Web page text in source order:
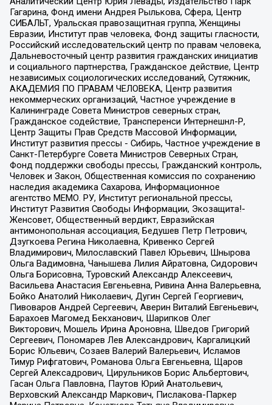
Гагарина, Фонд имени Андрея Рылькова, Сфера, Центр
СИБАЛЬТ, Уральская правозащитная группа, Женщины
Евразии, Институт прав человека, Фонд защиты гласности,
Российский исследовательский центр по правам человека,
Дальневосточный центр развития гражданских инициатив
и социального партнерства, Гражданское действие, Центр
независимых социологических исследований, Сутяжник,
АКАДЕМИЯ ПО ПРАВАМ ЧЕЛОВЕКА, Центр развития
некоммерческих организаций, Частное учреждение в
Калининграде Совета Министров северных стран,
Гражданское содействие, Трансперенси Интернешнл-Р,
Центр Защиты Прав Средств Массовой Информации,
Институт развития прессы - Сибирь, Частное учреждение в
Санкт-Петербурге Совета Министров Северных Стран,
Фонд поддержки свободы прессы, Гражданский контроль,
Человек и Закон, Общественная комиссия по сохранению
наследия академика Сахарова, Информационное
агентство МЕМО. РУ, Институт региональной прессы,
Институт Развития Свободы Информации, Экозащита!-
Женсовет, Общественный вердикт, Евразийская
антимонопольная ассоциация, Бедушев Петр Петрович,
Дзугкоева Регина Николаевна, Кривенко Сергей
Владимирович, Милославский Павел Юрьевич, Шнырова
Ольга Вадимовна, Чанышева Лилия Айратовна, Сидорович
Ольга Борисовна, Туровский Александр Алексеевич,
Васильева Анастасия Евгеньевна, Ривина Анна Валерьевна,
Бойко Анатолий Николаевич, Дугин Сергей Георгиевич,
Пивоваров Андрей Сергеевич, Аверин Виталий Евгеньевич,
Барахоев Магомед Бекханович, Шарипков Олег
Викторович, Мошель Ирина Ароновна, Шведов Григорий
Сергеевич, Пономарев Лев Александрович, Каргалицкий
Борис Юльевич, Созаев Валерий Валерьевич, Исламов
Тимур Рифгатович, Романова Ольга Евгеньевна, Щаров
Сергей Алексадрович, Цирульников Борис Альбертович,
Гасан Ольга Павловна, Паутов Юрий Анатольевич,
Верховский Александр Маркович, Пислакова-Паркер